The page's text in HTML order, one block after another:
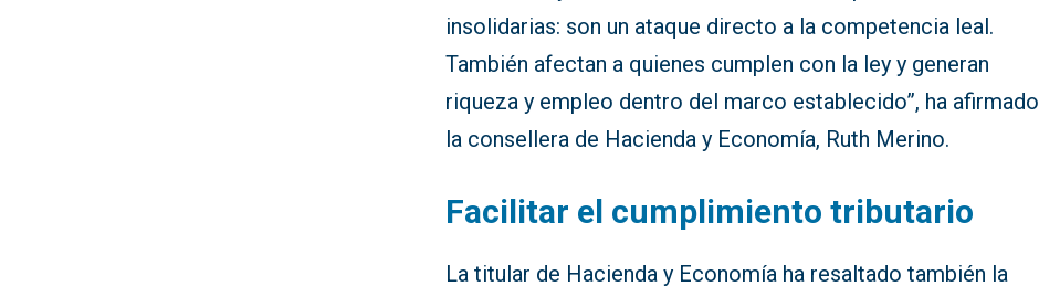
insolidarias: son un ataque directo a la competencia leal.
También afectan a quienes cumplen con la ley y generan
riqueza y empleo dentro del marco establecido”, ha afirmado
la consellera de Hacienda y Economía, Ruth Merino.
Facilitar el cumplimiento tributario
La titular de Hacienda y Economía ha resaltado también la